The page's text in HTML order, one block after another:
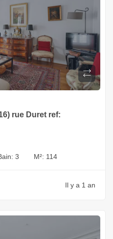
rue Duret ref:
3 M²: 114
Il y a 1 an